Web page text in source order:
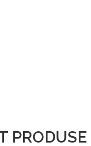
PRODUSE